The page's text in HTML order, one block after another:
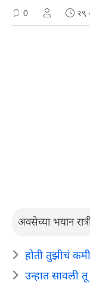
0 २९
अवसेच्या भयान
होती तुझीचं
उन्हात सावली